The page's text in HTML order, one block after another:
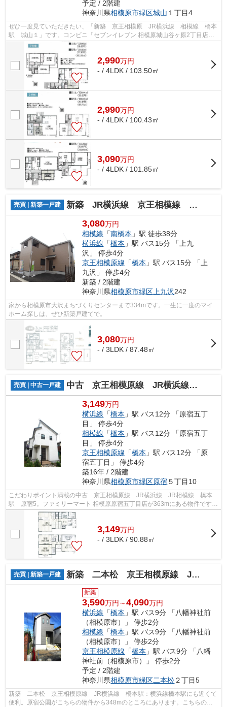
予定 / 2階建
神奈川県相模原市緑区城山 １丁目4
ぜひ一度見ていただきたい、「新築 京王相模原 JR横浜線 相模線 橋本
駅 城山１」です。コンビニ「セブンイレブン 相模原城山谷ヶ原2丁目店」
が409m以内にある物件です。夢のマイ...
2,990万円
- / 4LDK / 103.50㎡
2,990万円
- / 4LDK / 100.43㎡
3,090万円
- / 4LDK / 101.85㎡
売買 | 新築一戸建 新築 JR横浜線 京王相模線 橋本駅 上九沢
3,080万円
相模線 「南橋本 」駅 徒歩38分
横浜線 「橋本 」駅 バス15分 「上九
沢」 停歩4分
京王相模原線 「橋本 」駅 バス15分 「上
九沢」 停歩4分
新築 / 2階建
神奈川県相模原市緑区 上九沢242
家から相模原市大沢まちづくりセンターまで334mです。一生に一度のマイ
ホーム探しは、ぜひ新築戸建てで。
3,080万円
- / 3LDK / 87.48㎡
売買 | 中古一戸建 中古 京王相模原線 JR横浜線 JR相模線 橋本駅 原宿5
3,149万円
横浜線 「橋本 」駅 バス12分 「原宿五丁
目」 停歩4分
相模線 「橋本 」駅 バス12分 「原宿五丁
目」 停歩4分
京王相模原線 「橋本 」駅 バス12分 「原
宿五丁目」 停歩4分
築16年 / 2階建
神奈川県相模原市緑区原宿５丁目10
こだわりポイント満載の中古 京王相模原線 JR横浜線 JR相模線 橋本
駅 原宿5。ファミリーマート 相模原原宿五丁目店が363mにある物件です。
こちらの物件は中古戸建物件です。
3,149万円
- / 3LDK / 90.88㎡
売買 | 新築一戸建 新築 二本松 京王相模原線 JR横浜線 橋本駅
新築
3,590万円～4,090万円
横浜線 「橋本 」駅 バス9分 「八幡神社前
（相模原市）」 停歩2分
相模線 「橋本 」駅 バス9分 「八幡神社前
（相模原市）」 停歩2分
京王相模原線 「橋本 」駅 バス9分 「八幡
神社前（相模原市）」 停歩2分
予定 / 2階建
神奈川県相模原市緑区二本松２丁目5
新築 二本松 京王相模原線 JR横浜線 橋本駅：横浜線橋本駅にも近くて
便利。原宿公園がこちらの物件から348mのところにあります。こちらの物